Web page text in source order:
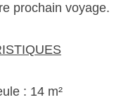
prochain voyage.
: 14 m²